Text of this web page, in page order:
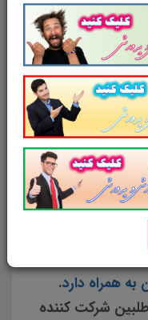
سیستان و
سیستان و
در48صفحهبا
. بهترین منبع
باشد.مجموعه
سیستان و
آزمون
می سازد.
را سبب می شود
و یک آمادگی و
همراه دارد.
شرکت کننده